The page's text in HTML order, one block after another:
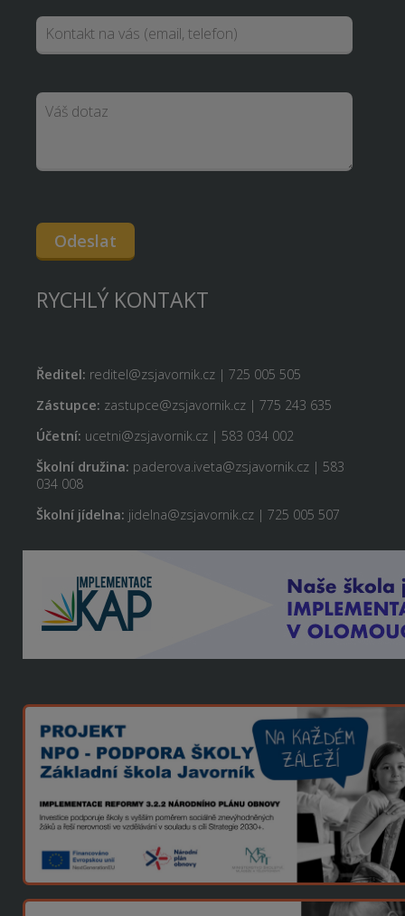
Odeslat
RYCHLÝ KONTAKT
Ředitel: reditel@zsjavornik.cz | 725 005 505
Zástupce: zastupce@zsjavornik.cz | 775 243 635
Účetní: ucetni@zsjavornik.cz | 583 034 002
Školní družina: paderova.iveta@zsjavornik.cz | 583
034 008
Školní jídelna: jidelna@zsjavornik.cz | 725 005 507